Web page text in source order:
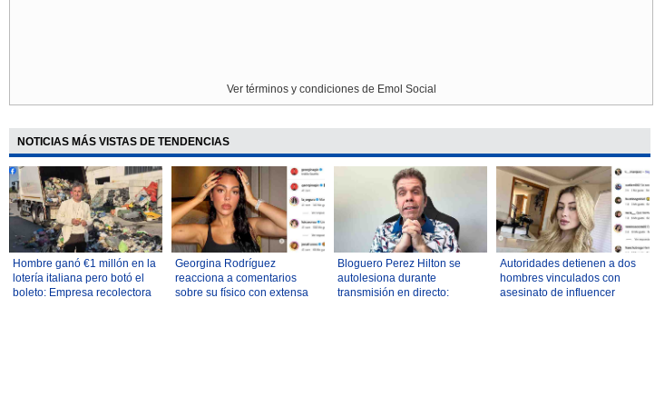
Ver términos y condiciones de Emol Social
NOTICIAS MÁS VISTAS DE TENDENCIAS
Hombre ganó €1 millón en la
lotería italiana pero botó el
boleto: Empresa recolectora
Georgina Rodríguez
reacciona a comentarios
sobre su físico con extensa
Bloguero Perez Hilton se
autolesiona durante
transmisión en directo:
Autoridades detienen a dos
hombres vinculados con
asesinato de influencer